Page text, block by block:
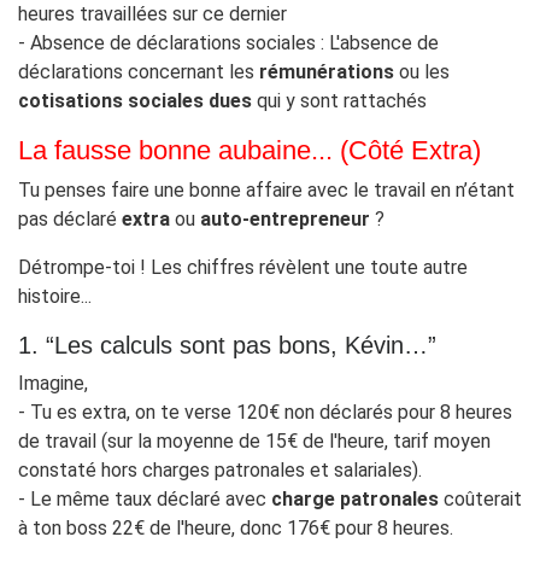
heures travaillées sur ce dernier
- Absence de déclarations sociales : L'absence de
déclarations concernant les rémunérations ou les
cotisations sociales dues qui y sont rattachés
La fausse bonne aubaine... (Côté Extra)
Tu penses faire une bonne affaire avec le travail en n’étant
pas déclaré extra ou auto-entrepreneur ?
Détrompe-toi ! Les chiffres révèlent une toute autre
histoire...
1. “Les calculs sont pas bons, Kévin…”
Imagine,
- Tu es extra, on te verse 120€ non déclarés pour 8 heures
de travail (sur la moyenne de 15€ de l'heure, tarif moyen
constaté hors charges patronales et salariales).
- Le même taux déclaré avec charge patronales coûterait
à ton boss 22€ de l'heure, donc 176€ pour 8 heures.